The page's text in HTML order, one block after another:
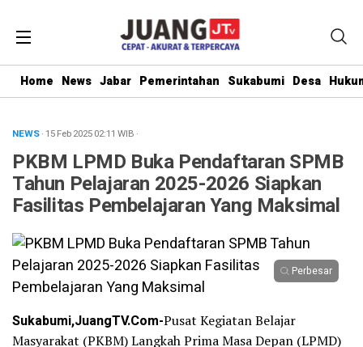
Home News Jabar Pemerintahan Sukabumi Desa
NEWS· 15 Feb 202502:11 WIB ·
PKBM LPMD Buka Pendaftaran SPMB
Tahun Pelajaran 2025-2026 Siapkan
Fasilitas Pembelajaran Yang Maksimal
Perbesar
Sukabumi,JuangTV.Com-Pusat Kegiatan Belajar
Masyarakat (PKBM) Langkah Prima Masa Depan (LPMD)